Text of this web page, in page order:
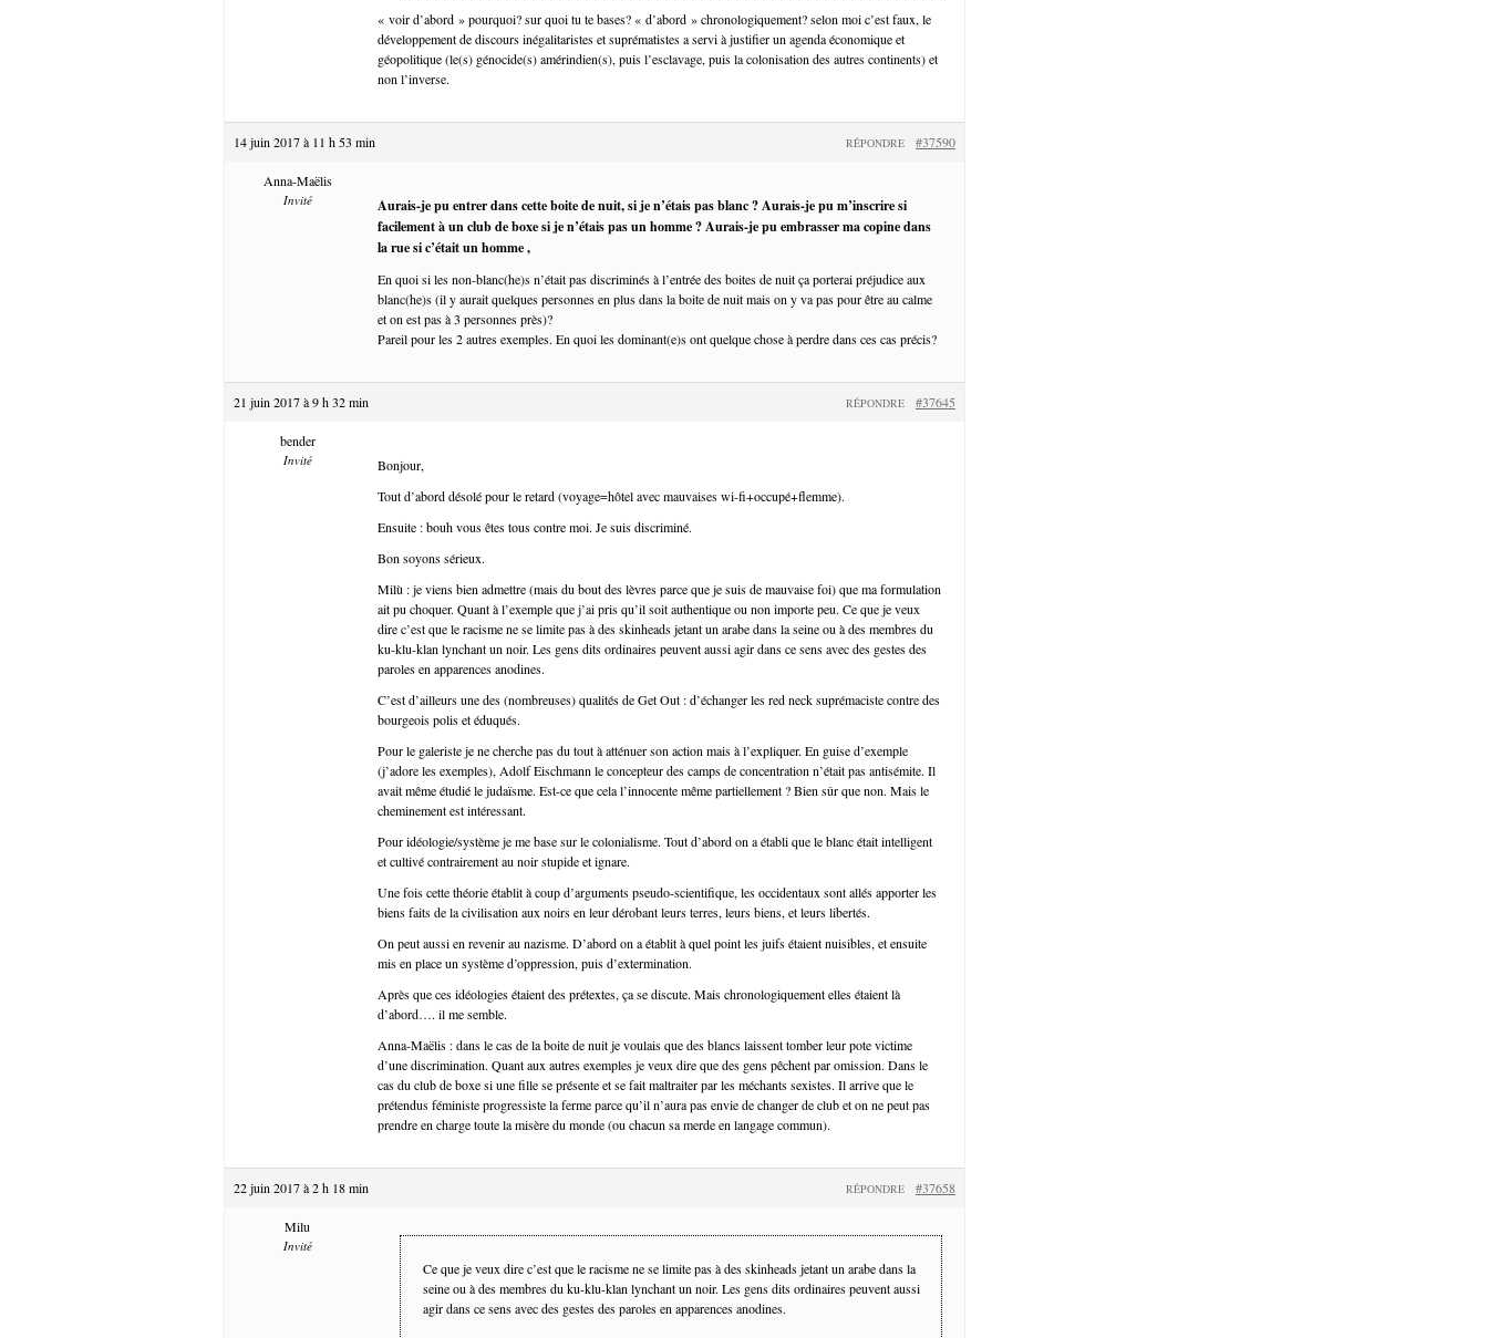
« voir d’abord » pourquoi? sur quoi tu te bases? « d’abord » chronologiquement? selon moi c’est faux, le
développement de discours inégalitaristes et suprématistes a servi à justifier un agenda économique et
géopolitique (le(s) génocide(s) amérindien(s), puis l’esclavage, puis la colonisation des autres continents) et
non l’inverse.
14 juin 2017 à 11 h 53 min #37590
RÉPONDRE
Anna-Maëlis
Invité
Aurais-je pu entrer dans cette boite de nuit, si je n’étais pas blanc ? Aurais-je pu m’inscrire si
facilement à un club de boxe si je n’étais pas un homme ? Aurais-je pu embrasser ma copine dans
la rue si c’était un homme ,
En quoi si les non-blanc(he)s n’était pas discriminés à l’entrée des boites de nuit ça porterai préjudice aux
blanc(he)s (il y aurait quelques personnes en plus dans la boite de nuit mais on y va pas pour être au calme
et on est pas à 3 personnes près)?
Pareil pour les 2 autres exemples. En quoi les dominant(e)s ont quelque chose à perdre dans ces cas précis?
21 juin 2017 à 9 h 32 min #37645
RÉPONDRE
bender
Invité
Bonjour,
Tout d’abord désolé pour le retard (voyage=hôtel avec mauvaises wi-fi+occupé+flemme).
Ensuite : bouh vous êtes tous contre moi. Je suis discriminé.
Bon soyons sérieux.
Milù : je viens bien admettre (mais du bout des lèvres parce que je suis de mauvaise foi) que ma formulation
ait pu choquer. Quant à l’exemple que j’ai pris qu’il soit authentique ou non importe peu. Ce que je veux
dire c’est que le racisme ne se limite pas à des skinheads jetant un arabe dans la seine ou à des membres du
ku-klu-klan lynchant un noir. Les gens dits ordinaires peuvent aussi agir dans ce sens avec des gestes des
paroles en apparences anodines.
C’est d’ailleurs une des (nombreuses) qualités de Get Out : d’échanger les red neck suprémaciste contre des
bourgeois polis et éduqués.
Pour le galeriste je ne cherche pas du tout à atténuer son action mais à l’expliquer. En guise d’exemple
(j’adore les exemples), Adolf Eischmann le concepteur des camps de concentration n’était pas antisémite. Il
avait même étudié le judaïsme. Est-ce que cela l’innocente même partiellement ? Bien sûr que non. Mais le
cheminement est intéressant.
Pour idéologie/système je me base sur le colonialisme. Tout d’abord on a établi que le blanc était intelligent
et cultivé contrairement au noir stupide et ignare.
Une fois cette théorie établit à coup d’arguments pseudo-scientifique, les occidentaux sont allés apporter les
biens faits de la civilisation aux noirs en leur dérobant leurs terres, leurs biens, et leurs libertés.
On peut aussi en revenir au nazisme. D’abord on a établit à quel point les juifs étaient nuisibles, et ensuite
mis en place un système d’oppression, puis d’extermination.
Après que ces idéologies étaient des prétextes, ça se discute. Mais chronologiquement elles étaient là
d’abord…. il me semble.
Anna-Maëlis : dans le cas de la boite de nuit je voulais que des blancs laissent tomber leur pote victime
d’une discrimination. Quant aux autres exemples je veux dire que des gens pêchent par omission. Dans le
cas du club de boxe si une fille se présente et se fait maltraiter par les méchants sexistes. Il arrive que le
prétendus féministe progressiste la ferme parce qu’il n’aura pas envie de changer de club et on ne peut pas
prendre en charge toute la misère du monde (ou chacun sa merde en langage commun).
22 juin 2017 à 2 h 18 min #37658
RÉPONDRE
Milu
Invité
Ce que je veux dire c’est que le racisme ne se limite pas à des skinheads jetant un arabe dans la
seine ou à des membres du ku-klu-klan lynchant un noir. Les gens dits ordinaires peuvent aussi
agir dans ce sens avec des gestes des paroles en apparences anodines.